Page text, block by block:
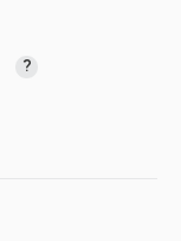
?